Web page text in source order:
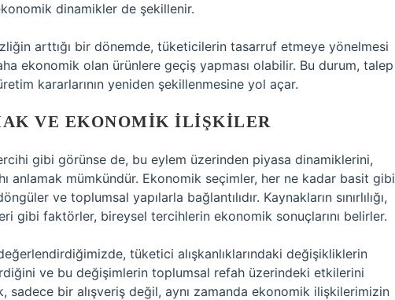
dinamikler de şekillenir.
arttığı bir dönemde, tüketicilerin tasarruf etmeye yönelmesi
ekonomik olan ürünlere geçiş yapması olabilir. Bu durum, talep
kararlarının yeniden şekillenmesine yol açar.
VE EKONOMIK İLIŞKILER
gibi görünse de, bu eylem üzerinden piyasa dinamiklerini,
anlamak mümkündür. Ekonomik seçimler, her ne kadar basit gibi
ve toplumsal yapılarla bağlantılıdır. Kaynakların sınırlılığı,
gibi faktörler, bireysel tercihlerin ekonomik sonuçlarını belirler.
tüketici alışkanlıklarındaki değişikliklerin
ve bu değişimlerin toplumsal refah üzerindeki etkilerini
sadece bir alışveriş değil, aynı zamanda ekonomik ilişkilerimizin